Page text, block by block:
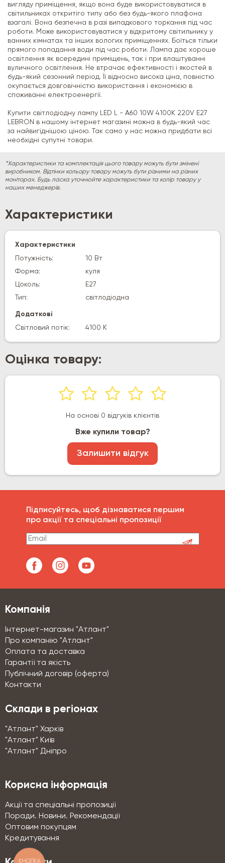
вигляду приміщення, якщо вона буде використовуватися в
світильниках откритіго типу або без будь-якого плафона
взагалі. Вона безпечна в разі випадкового торкання під час
роботи. Може використовуватися у відкритому світильнику у
ванних кімнатах та інших вологих приміщеннях. Боїться тільки
прямого попадання води під час роботи. Лампа дає хороше
освітлення як всередині приміщень, так і при влаштуванні
вуличного освітлення. Не втрачає ефективності і якостей в
будь-який сезонний період. Її відносно висока ціна, повністю
окупається довговічністю використання і економією в
споживанні електроенергії.
Купити світлодіодну лампу LED L - A60 10W 4100K 220V E27
LEBRON в нашому інтернет магазині можна в будь-який час
за найвигіднішою ціною. Так само у нас можна придбати всі
необхідні супутні товари.
*Характеристики та комплектація цього товару можуть бути змінені
виробником. Відтінки кольору товару можуть бути різними на різних
моніторах. Будь ласка уточнюйте характеристики та колір товару у
наших менеджерів.
Характеристики
Характеристики
Потужність:
10 Вт
Форма:
куля
Цоколь:
E27
Тип:
світлодіодна
Додаткові
Світловий потік:
4100 К
Оцінка товару:
На основі 0 відгуків клієнтів
Вже купили товар?
Залишити відгук
Підписуйтесь, щоб дізнаватися першим
про акції та спеціальні пропозиції
Компанія
Інтернет-магазин "Атлант"
Про компанію "Атлант"
Оплата та доставка
Гарантії та якість
Публічний договір (оферта)
Контакти
Склади в регіонах
"Атлант" Харків
"Атлант" Київ
"Атлант" Дніпро
Корисна інформація
Акції та спеціальні пропозиції
Поради. Новини. Рекомендації
Оптовим покупцям
Кредитування
КНОПКА